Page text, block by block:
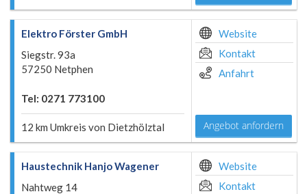
Elektro Förster GmbH
Siegstr. 93a
57250 Netphen
Tel: 0271 773100
12 km Umkreis von Dietzhölztal
Website
Kontakt
Anfahrt
Angebot anfordern
Haustechnik Hanjo Wagener
Nahtweg 14
Website
Kontakt